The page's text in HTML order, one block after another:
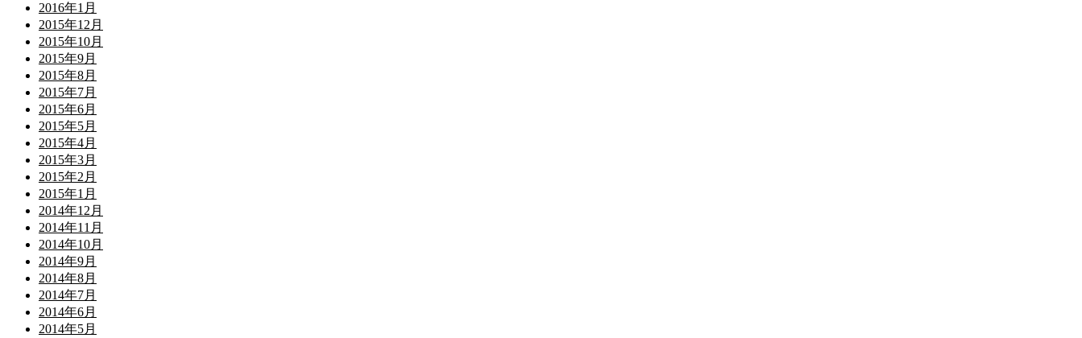
2016年1月
2015年12月
2015年10月
2015年9月
2015年8月
2015年7月
2015年6月
2015年5月
2015年4月
2015年3月
2015年2月
2015年1月
2014年12月
2014年11月
2014年10月
2014年9月
2014年8月
2014年7月
2014年6月
2014年5月